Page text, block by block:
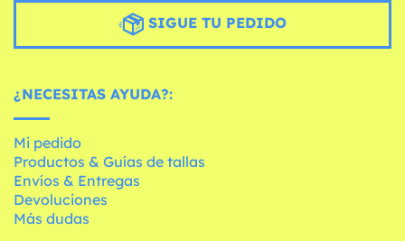
SIGUE TU PEDIDO
¿NECESITAS AYUDA?:
Mi pedido
Productos & Guías de tallas
Envíos & Entregas
Devoluciones
Más dudas